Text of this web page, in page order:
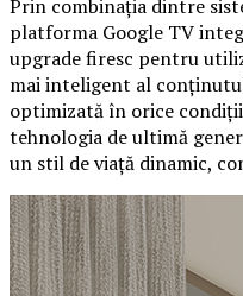
Prin combinația dintre
platforma Google TV
upgrade firesc pentru
mai inteligent al
optimizată în orice
tehnologia de ultimă
un stil de viață dinamic,